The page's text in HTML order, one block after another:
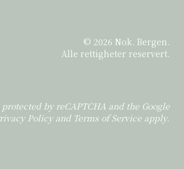
© 2026 Nok. Bergen.
Alle rettigheter reservert.
by reCAPTCHA and the Google
Policyand Terms of Service apply.